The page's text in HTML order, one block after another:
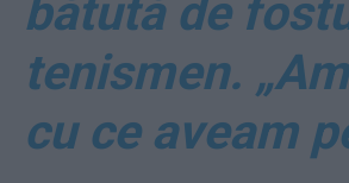
bătută de
tenismen.
cu ce aveam